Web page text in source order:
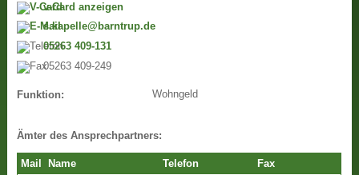
v-Card anzeigen
s.kapelle@barntrup.de
05263 409-131
05263 409-249
Funktion: Wohngeld
Ämter des Ansprechpartners:
Mail Name Telefon Fax